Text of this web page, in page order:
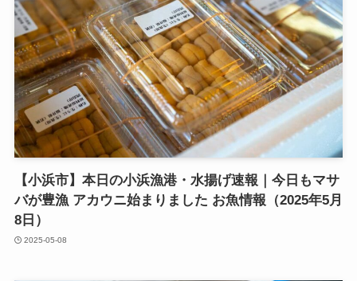
【小浜市】本日の小浜漁港・水揚げ速報｜今日もマサ
バが豊漁 アカウニ始まりました お魚情報（2025年5月
8日）
2025-05-08